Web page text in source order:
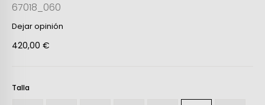
67018_060
Dejar opinión
420,00 €
Talla